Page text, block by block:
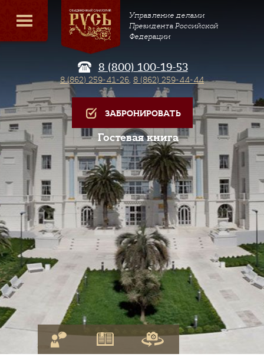
Управление делами
Президента Российской
Федерации
8 (800) 100-19-53
8 (862) 259-41-26, 8 (862) 259-44-44
ЗАБРОНИРОВАТЬ
Гостевая книга